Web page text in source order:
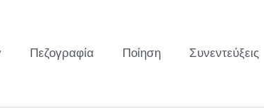
Πεζογραφία Ποίηση Συνεντεύξεις